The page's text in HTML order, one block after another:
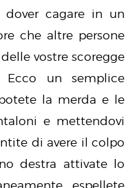
cagare in un
che altre persone
vostre scoregge
Ecco un semplice
la merda e le
e mettendovi
di avere il colpo
destra attivate lo
espellete